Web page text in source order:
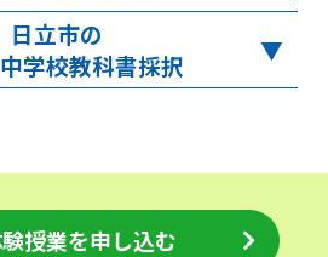
日立市の
学校教科書採択
授業を申し込む